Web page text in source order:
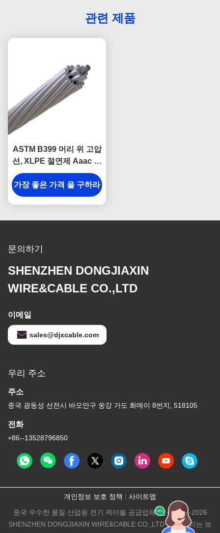
관련 제품
ASTM B399 머리 위 고압
선, XLPE 절연제 Aaac 철
사
가장 좋은 가격 을 구하라
문의하기
SHENZHEN DONGJIAXIN
WIRE&CABLE CO.,LTD
이메일
sales@djxcable.com
우리 주소
주소
중국 광둥성 선전시 바오안구 쑹강 가도 화메이 8번지, 518105
전화
+86--13528796850
개인정보 보호 정책 | 사이트맵
중국 우수한 품질 산업용 전기 케이블 공급업체. 저작권 © -2026
SHENZHEN DONGJIAXIN WIRE&CABLE CO.,LTD 모든 권리는 보